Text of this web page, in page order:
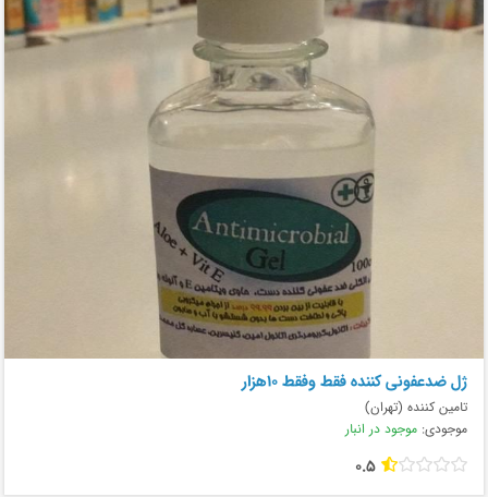
ژل ضدعفونی کننده فقط وفقط ۱۰هزار
تامین کننده (تهران)
موجودی: موجود در انبار
0.5